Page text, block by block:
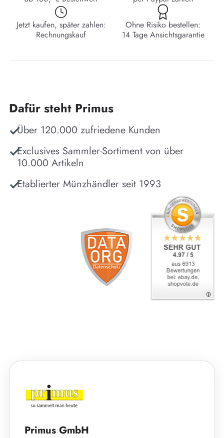
Jetzt kaufen, später zahlen:
Rechnungskauf
Ohne Risiko bestellen:
14 Tage Ansichtsgarantie
Dafür steht Primus
Über 120.000 zufriedene Kunden
Exclusives Sammler-Sortiment von über
10.000 Artikeln
Etablierter Münzhändler seit 1993
Primus GmbH